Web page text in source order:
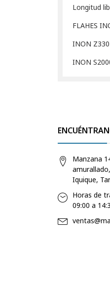
Longitud
FLAHES
INON
INON
Manzana
Iquique,
Horas de
09:00 a